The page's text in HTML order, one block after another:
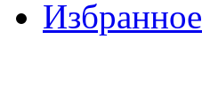
Избранное